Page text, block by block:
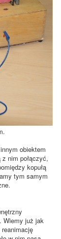
obiektem
nim połączyć,
kopułą
tym samym
Wiemy już jak